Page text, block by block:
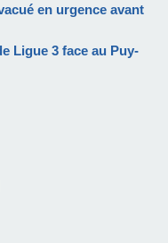
en urgence avant
Ligue 3 face au Puy-